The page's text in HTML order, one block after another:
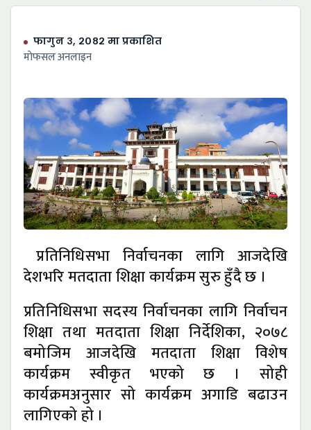
फागुन ३, २०८२ मा प्रकाशित
माेफसल अनलाइन
प्रतिनिधिसभा निर्वाचनका लागि आजदेखि
देशभरि मतदाता शिक्षा कार्यक्रम सुरु हुँदै छ ।
प्रतिनिधिसभा सदस्य निर्वाचनका लागि निर्वाचन
शिक्षा तथा मतदाता शिक्षा निर्देशिका, २०७८
बमोजिम आजदेखि मतदाता शिक्षा विशेष
कार्यक्रम स्वीकृत भएको छ । सोही
कार्यक्रमअनुसार सो कार्यक्रम अगाडि बढाउन
लागिएको हो ।